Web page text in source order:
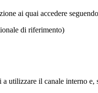
ai quai accedere
di riferimento)
utilizzare il canale interno